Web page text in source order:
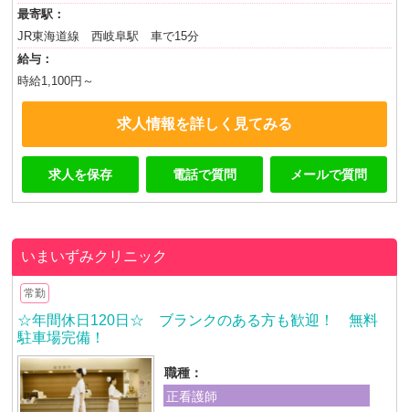
最寄駅：
JR東海道線 西岐阜駅 車で15分
給与：
時給1,100円～
求人情報を詳しく見てみる
求人を保存 電話で質問 メールで質問
いまいずみクリニック
常勤
☆年間休日120日☆ ブランクのある方も歓迎！ 無料
駐車場完備！
職種：
正看護師